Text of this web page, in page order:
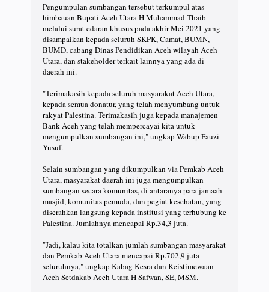
Pengumpulan sumbangan tersebut terkumpul atas
himbauan Bupati Aceh Utara H Muhammad Thaib
melalui surat edaran khusus pada akhir Mei 2021 yang
disampaikan kepada seluruh SKPK, Camat, BUMN,
BUMD, cabang Dinas Pendidikan Aceh wilayah Aceh
Utara, dan stakeholder terkait lainnya yang ada di
daerah ini.
"Terimakasih kepada seluruh masyarakat Aceh Utara,
kepada semua donatur, yang telah menyumbang untuk
rakyat Palestina. Terimakasih juga kepada manajemen
Bank Aceh yang telah mempercayai kita untuk
mengumpulkan sumbangan ini," ungkap Wabup Fauzi
Yusuf.
Selain sumbangan yang dikumpulkan via Pemkab Aceh
Utara, masyarakat daerah ini juga mengumpulkan
sumbangan secara komunitas, di antaranya para jamaah
masjid, komunitas pemuda, dan pegiat kesehatan, yang
diserahkan langsung kepada institusi yang terhubung ke
Palestina. Jumlahnya mencapai Rp.34,3 juta.
"Jadi, kalau kita totalkan jumlah sumbangan masyarakat
dan Pemkab Aceh Utara mencapai Rp.702,9 juta
seluruhnya," ungkap Kabag Kesra dan Keistimewaan
Aceh Setdakab Aceh Utara H Safwan, SE, MSM.